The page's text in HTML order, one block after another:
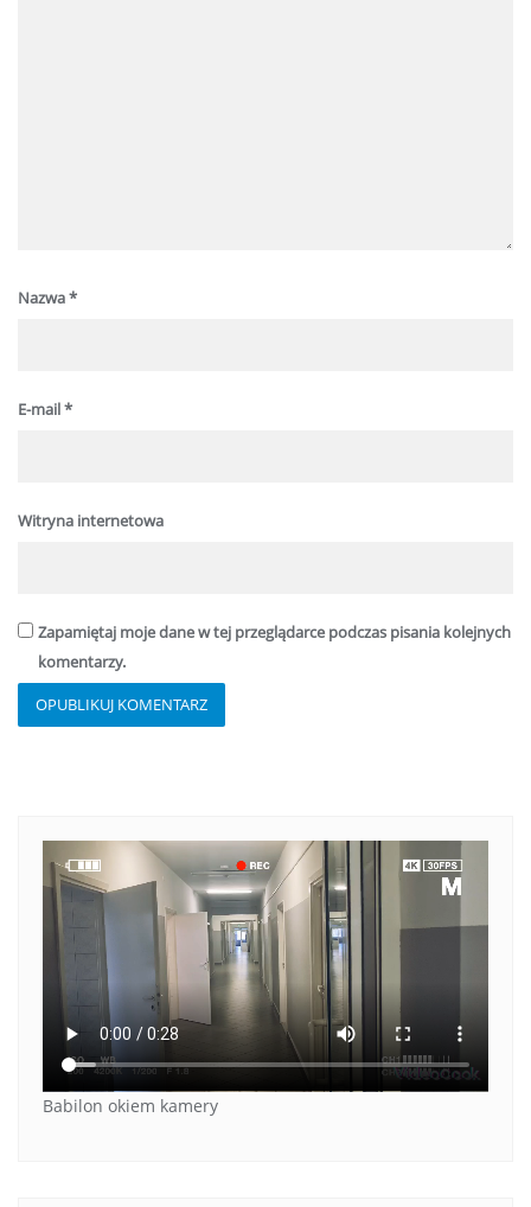
Nazwa*
E-mail*
Witryna internetowa
Zapamiętaj moje dane w tej przeglądarce podczas pisania kolejnych
komentarzy.
Babilon okiem kamery